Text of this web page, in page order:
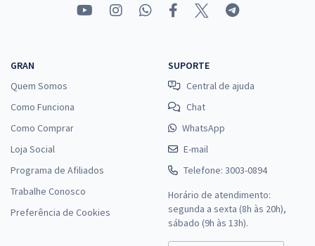
GRAN
Quem Somos
Como Funciona
Como Comprar
Loja Social
Programa de Afiliados
Trabalhe Conosco
Preferência de Cookies
SUPORTE
Central de ajuda
Chat
WhatsApp
E-mail
Telefone: 3003-0894
Horário de atendimento:
segunda a sexta (8h às 20h),
sábado (9h às 13h).